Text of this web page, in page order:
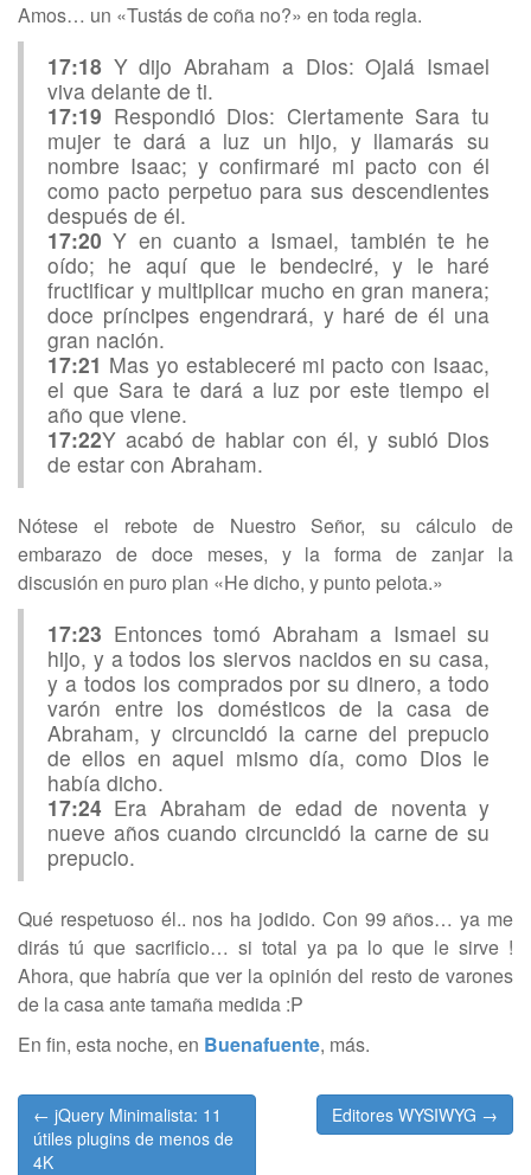
Amos… un «Tustás de coña no?» en toda regla.
17:18 Y dijo Abraham a Dios: Ojalá Ismael
viva delante de ti.
17:19 Respondió Dios: Ciertamente Sara tu
mujer te dará a luz un hijo, y llamarás su
nombre Isaac; y confirmaré mi pacto con él
como pacto perpetuo para sus descendientes
después de él.
17:20 Y en cuanto a Ismael, también te he
oído; he aquí que le bendeciré, y le haré
fructificar y multiplicar mucho en gran manera;
doce príncipes engendrará, y haré de él una
gran nación.
17:21 Mas yo estableceré mi pacto con Isaac,
el que Sara te dará a luz por este tiempo el
año que viene.
17:22Y acabó de hablar con él, y subió Dios
de estar con Abraham.
Nótese el rebote de Nuestro Señor, su cálculo de
embarazo de doce meses, y la forma de zanjar la
discusión en puro plan «He dicho, y punto pelota.»
17:23 Entonces tomó Abraham a Ismael su
hijo, y a todos los siervos nacidos en su casa,
y a todos los comprados por su dinero, a todo
varón entre los domésticos de la casa de
Abraham, y circuncidó la carne del prepucio
de ellos en aquel mismo día, como Dios le
había dicho.
17:24 Era Abraham de edad de noventa y
nueve años cuando circuncidó la carne de su
prepucio.
Qué respetuoso él.. nos ha jodido. Con 99 años… ya me
dirás tú que sacrificio… si total ya pa lo que le sirve !
Ahora, que habría que ver la opinión del resto de varones
de la casa ante tamaña medida :P
En fin, esta noche, en Buenafuente, más.
Post
navigation
← jQuery Minimalista: 11
útiles plugins de menos de
4K
Editores WYSIWYG →